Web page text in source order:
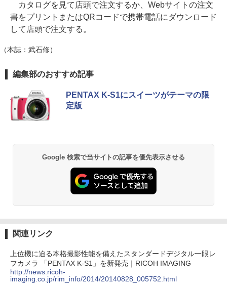
カタログを見て店頭で注文するか、Webサイトの注文
書をプリントまたはQRコードで携帯電話にダウンロード
して店頭で注文する。
（本誌：武石修）
編集部のおすすめ記事
PENTAX K-S1にスイーツがテーマの限
定版
Google 検索で当サイトの記事を優先表示させる
関連リンク
上位機に迫る本格撮影性能を備えたスタンダードデジタル一眼レ
フカメラ 「PENTAX K-S1」を新発売｜RICOH IMAGING
http://news.ricoh-
imaging.co.jp/rim_info/2014/20140828_005752.html